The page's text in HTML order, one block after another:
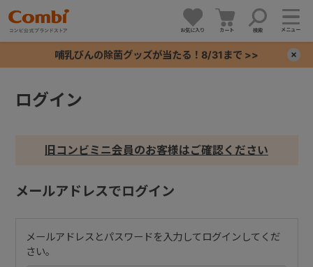
お気に入り カート 検索 メニュー
哺乳びんの除菌グッズが当たる！8/31まで >>
ログイン
旧コンビミニ会員のお客様はご確認ください
メールアドレスでログイン
メールアドレスとパスワードを入力してログインしてくだ
さい。